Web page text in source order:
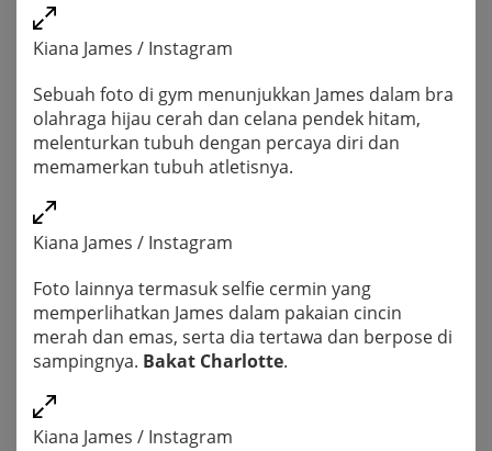
Kiana James / Instagram
Sebuah foto di gym menunjukkan James dalam bra
olahraga hijau cerah dan celana pendek hitam,
melenturkan tubuh dengan percaya diri dan
memamerkan tubuh atletisnya.
Kiana James / Instagram
Foto lainnya termasuk selfie cermin yang
memperlihatkan James dalam pakaian cincin
merah dan emas, serta dia tertawa dan berpose di
sampingnya. Bakat Charlotte.
Kiana James / Instagram